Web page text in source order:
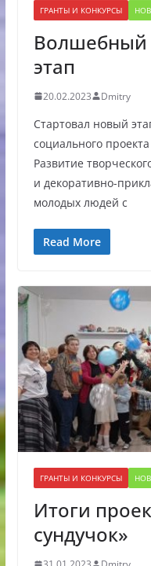
ГРАНТЫ И КОНКУРСЫ
Волшебный
этап
20.02.2023 Dmitry
Стартовал новый
социального
Развитие
и декоративно-
молодых людей с
Read More
ГРАНТЫ И КОНКУРСЫ
Итоги
сундучок»